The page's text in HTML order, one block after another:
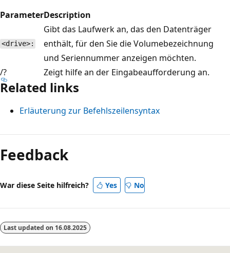
ParameterDescription
<drive>:
Gibt das Laufwerk an, das den Datenträger
enthält, für den Sie die Volumebezeichnung
und Seriennummer anzeigen möchten.
/?
Zeigt hilfe an der Eingabeaufforderung an.
Related links
Erläuterung zur Befehlszeilensyntax
Lesemodus
deaktiviert
Feedback
War diese Seite hilfreich? Yes No
Last updated on 16.08.2025